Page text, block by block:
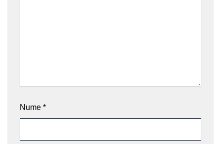
Nume *